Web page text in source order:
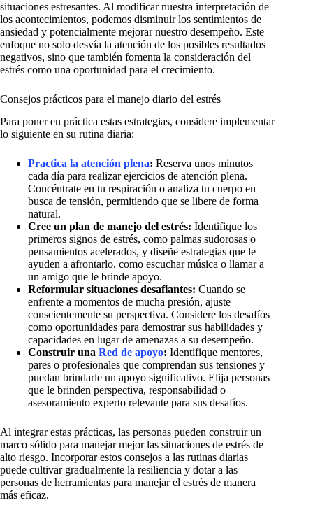
situaciones estresantes. Al modificar nuestra interpretación de
los acontecimientos, podemos disminuir los sentimientos de
ansiedad y potencialmente mejorar nuestro desempeño. Este
enfoque no solo desvía la atención de los posibles resultados
negativos, sino que también fomenta la consideración del
estrés como una oportunidad para el crecimiento.
Consejos prácticos para el manejo diario del estrés
Para poner en práctica estas estrategias, considere implementar
lo siguiente en su rutina diaria:
Practica la atención plena: Reserva unos minutos
cada día para realizar ejercicios de atención plena.
Concéntrate en tu respiración o analiza tu cuerpo en
busca de tensión, permitiendo que se libere de forma
natural.
Cree un plan de manejo del estrés: Identifique los
primeros signos de estrés, como palmas sudorosas o
pensamientos acelerados, y diseñe estrategias que le
ayuden a afrontarlo, como escuchar música o llamar a
un amigo que le brinde apoyo.
Reformular situaciones desafiantes: Cuando se
enfrente a momentos de mucha presión, ajuste
conscientemente su perspectiva. Considere los desafíos
como oportunidades para demostrar sus habilidades y
capacidades en lugar de amenazas a su desempeño.
Construir una Red de apoyo: Identifique mentores,
pares o profesionales que comprendan sus tensiones y
puedan brindarle un apoyo significativo. Elija personas
que le brinden perspectiva, responsabilidad o
asesoramiento experto relevante para sus desafíos.
Al integrar estas prácticas, las personas pueden construir un
marco sólido para manejar mejor las situaciones de estrés de
alto riesgo. Incorporar estos consejos a las rutinas diarias
puede cultivar gradualmente la resiliencia y dotar a las
personas de herramientas para manejar el estrés de manera
más eficaz.